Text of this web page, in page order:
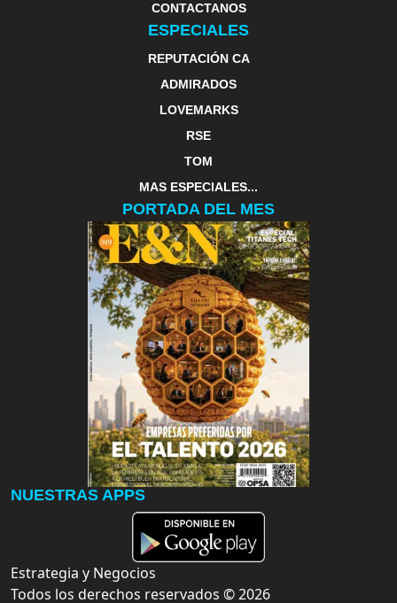
CONTACTANOS
ESPECIALES
REPUTACIÓN CA
ADMIRADOS
LOVEMARKS
RSE
TOM
MAS ESPECIALES...
PORTADA DEL MES
NUESTRAS APPS
Estrategia y Negocios
Todos los derechos reservados ©2026